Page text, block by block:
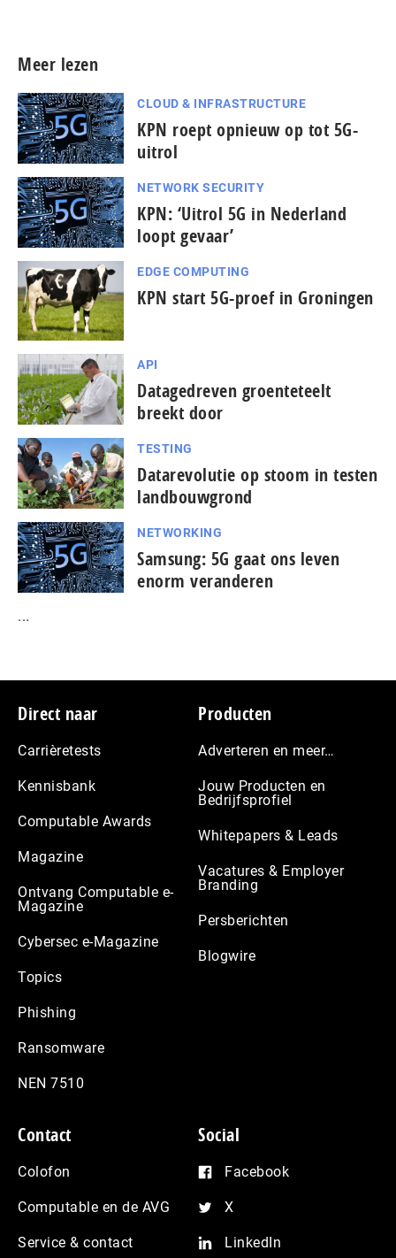
Meer lezen
CLOUD & INFRASTRUCTURE
KPN roept opnieuw op tot 5G-
uitrol
NETWORK SECURITY
KPN: ‘Uitrol 5G in Nederland
loopt gevaar’
EDGE COMPUTING
KPN start 5G-proef in Groningen
API
Datagedreven groenteteelt
breekt door
TESTING
Datarevolutie op stoom in testen
landbouwgrond
NETWORKING
Samsung: 5G gaat ons leven
enorm veranderen
...
Footer
Direct naar
Carrièretests
Kennisbank
Computable Awards
Magazine
Ontvang Computable e-
Magazine
Cybersec e-Magazine
Topics
Phishing
Ransomware
NEN 7510
Producten
Adverteren en meer…
Jouw Producten en
Bedrijfsprofiel
Whitepapers & Leads
Vacatures & Employer
Branding
Persberichten
Blogwire
Contact
Colofon
Computable en de AVG
Service & contact
Social
Facebook
X
LinkedIn